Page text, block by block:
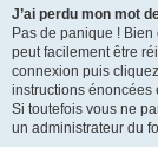
J’ai perdu mon mot
Pas de panique !
peut facilement être
connexion puis
instructions énoncées
Si toutefois vous ne
un administrateur du